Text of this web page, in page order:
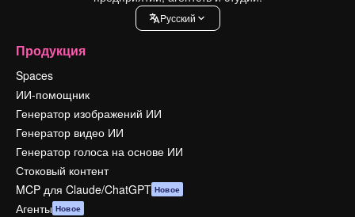
Pусский
Продукция
Spaces
ИИ-помощник
Генератор изображений ИИ
Генератор видео ИИ
Генератор голоса на основе ИИ
Стоковый контент
MCP для Claude/ChatGPT Новое
Агенты Новое